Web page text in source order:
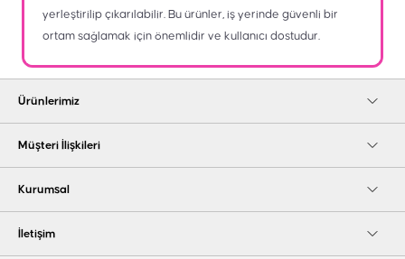
yerleştirilip çıkarılabilir. Bu ürünler, iş yerinde güvenli bir
ortam sağlamak için önemlidir ve kullanıcı dostudur.
Ürünlerimiz
Müşteri İlişkileri
Kurumsal
İletişim